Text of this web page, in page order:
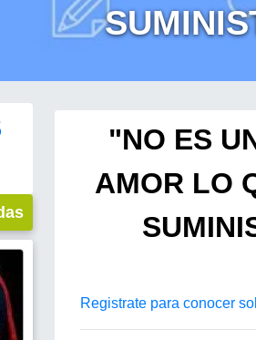
"NO ES
AMOR LO
Registrate para conocer